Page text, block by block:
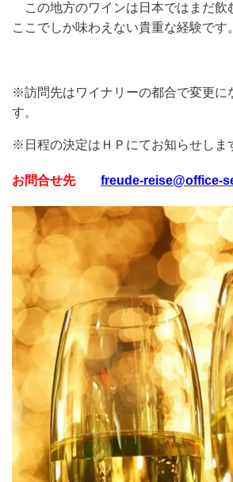
この地方のワインは日本ではまだ飲
ここでしか味わえない貴重な経験です。
※訪問先はワイナリーの都合で変更に
す。
※日程の決定はＨＰにてお知らせしま
お問合せ先 freude-reise@office-